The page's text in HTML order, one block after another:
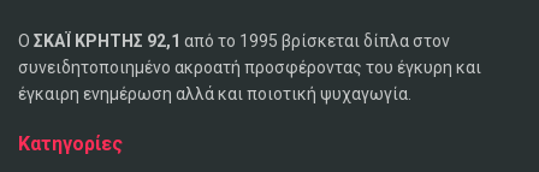
Ο ΣΚΑΪ ΚΡΗΤΗΣ 92,1 από το 1995 βρίσκεται δίπλα στον
συνειδητοποιημένο ακροατή προσφέροντας του έγκυρη και
έγκαιρη ενημέρωση αλλά και ποιοτική ψυχαγωγία.
Κατηγορίες